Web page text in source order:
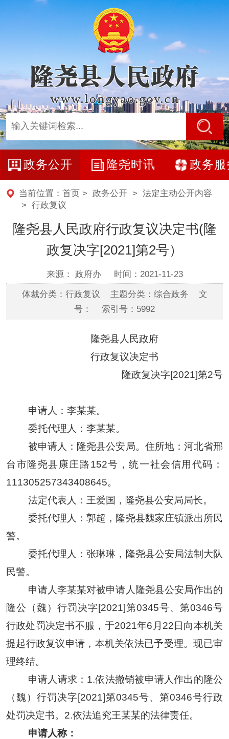
政务公开 隆尧时讯 政务服
当前位置： 首页 > 政务公开> 法定主动公开内容
> 行政复议
隆尧县人民政府行政复议决定书(隆
政复决字[2021]第2号）
来源： 政府办 时间：2021-11-23
体裁分类：行政复议 主题分类：综合政务 文
号： 索引号：5992
隆尧县人民政府
行政复议决定书
隆政复决字[2021]第2号
申请人： 李某某。
委托代理人：李某某。
被申请人： 隆尧县公安局。住所地：河北省邢
台市隆尧县康庄路152号，统一社会信用代码：
111305257343408645。
法定代表人：王爱国，隆尧县公安局局长。
委托代理人：郭超，隆尧县魏家庄镇派出所民
警。
委托代理人：张琳琳，隆尧县公安局法制大队
民警。
申请人李某某对被申请人 隆尧县公安局作出的
隆公（魏）行罚决字[2021]第0345号、第0346号
行政处罚决定书不服，于2021年6 月 22 日向本机关
提起行政复议申请，本机关依法已予受理。现已审
理终结。
申请人请求： 1.依法撤销被申请人作出的隆公
（魏）行罚决字[2021]第0345号、第0346号行政
处罚决定书。2.依法追究王某某的法律责任。
申请人称：